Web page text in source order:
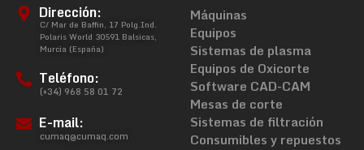
Dirección:
C/ Mar de Baffin, 17 Polg.Ind.
Polaris World 30591 Balsicas,
Murcia (España)
Teléfono:
(+34) 968 58 01 72
E-mail:
cumaq@cumaq.com
Máquinas
Equipos
Sistemas de plasma
Equipos de Oxicorte
Software CAD-CAM
Mesas de corte
Sistemas de filtración
Consumibles y repuestos